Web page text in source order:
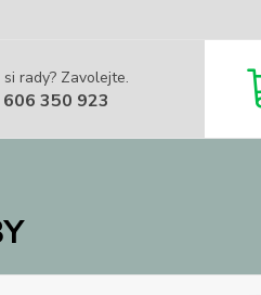
rady? Zavolejte.
350 923